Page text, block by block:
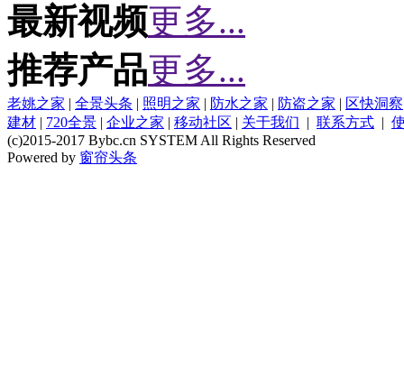
最新视频更多...
推荐产品更多...
老姚之家 | 全景头条 | 照明之家 | 防水之家 | 防盗之家 | 区快洞察
建材 | 720全景 | 企业之家 | 移动社区 | 关于我们 | 联系方式 |
(c)2015-2017 Bybc.cn SYSTEM All Rights Reserved
Powered by 窗帘头条